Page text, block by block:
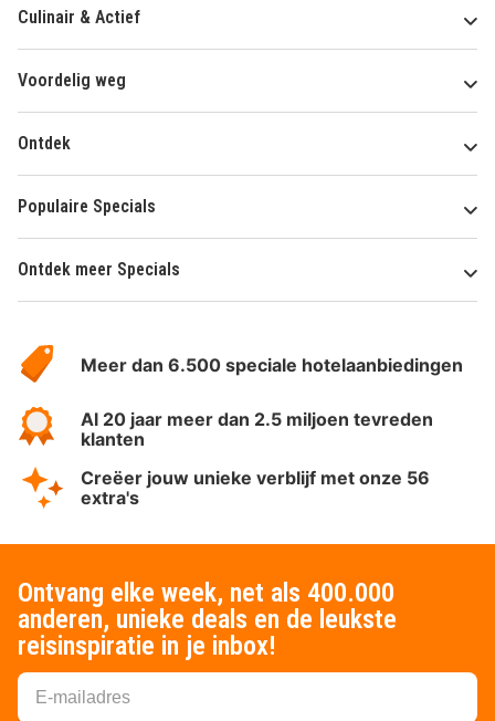
Culinair & Actief
Voordelig weg
Ontdek
Populaire Specials
Ontdek meer Specials
HotelSpecials
Meer dan 6.500 speciale hotelaanbiedingen
Al 20 jaar meer dan 2.5 miljoen tevreden
klanten
Creëer jouw unieke verblijf met onze 56
extra's
Ontvang elke week, net als 400.000
anderen, unieke deals en de leukste
reisinspiratie in je inbox!